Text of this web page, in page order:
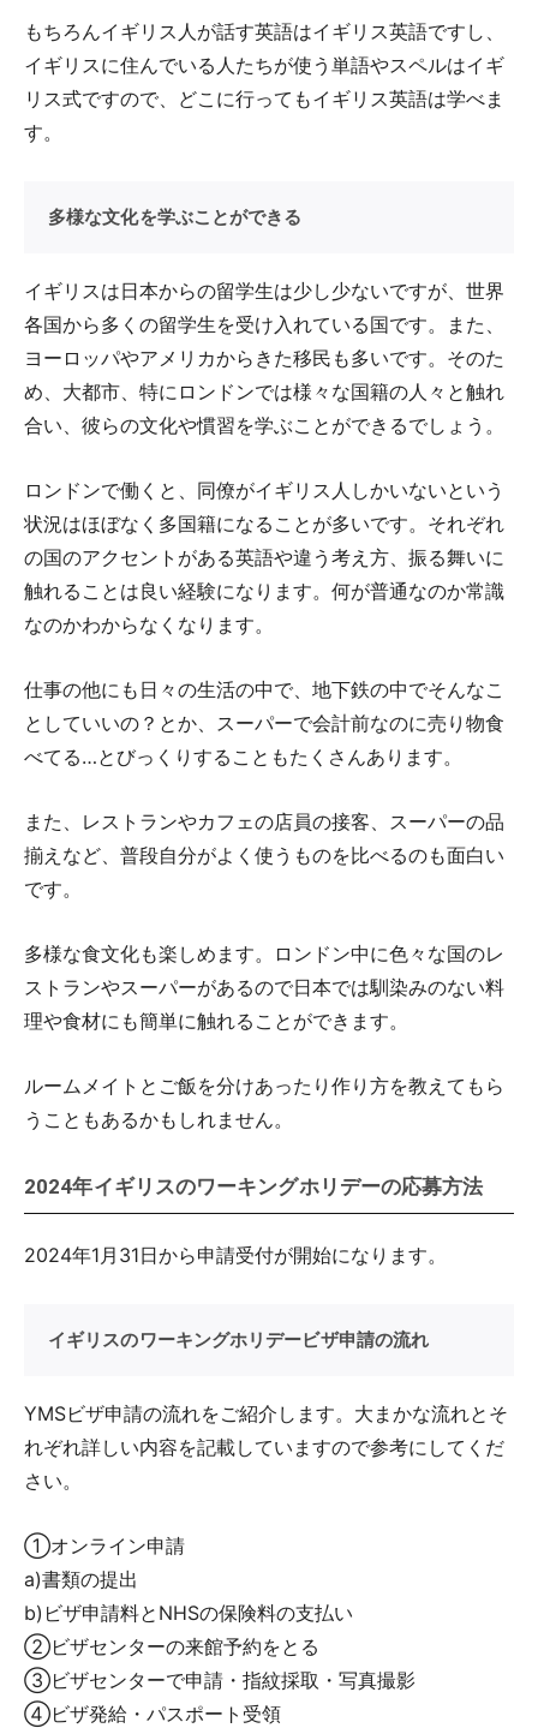
もちろんイギリス人が話す英語はイギリス英語ですし、
イギリスに住んでいる人たちが使う単語やスペルはイギ
リス式ですので、どこに行ってもイギリス英語は学べま
す。
多様な文化を学ぶことができる
イギリスは日本からの留学生は少し少ないですが、世界
各国から多くの留学生を受け入れている国です。また、
ヨーロッパやアメリカからきた移民も多いです。そのた
め、大都市、特にロンドンでは様々な国籍の人々と触れ
合い、彼らの文化や慣習を学ぶことができるでしょう。
ロンドンで働くと、同僚がイギリス人しかいないという
状況はほぼなく多国籍になることが多いです。それぞれ
の国のアクセントがある英語や違う考え方、振る舞いに
触れることは良い経験になります。何が普通なのか常識
なのかわからなくなります。
仕事の他にも日々の生活の中で、地下鉄の中でそんなこ
としていいの？とか、スーパーで会計前なのに売り物食
べてる…とびっくりすることもたくさんあります。
また、レストランやカフェの店員の接客、スーパーの品
揃えなど、普段自分がよく使うものを比べるのも面白い
です。
多様な食文化も楽しめます。ロンドン中に色々な国のレ
ストランやスーパーがあるので日本では馴染みのない料
理や食材にも簡単に触れることができます。
ルームメイトとご飯を分けあったり作り方を教えてもら
うこともあるかもしれません。
2024年イギリスのワーキングホリデーの応募方法
2024年1月31日から申請受付が開始になります。
イギリスのワーキングホリデービザ申請の流れ
YMSビザ申請の流れをご紹介します。大まかな流れとそ
れぞれ詳しい内容を記載していますので参考にしてくだ
さい。
①オンライン申請
a)書類の提出
b)ビザ申請料とNHSの保険料の支払い
②ビザセンターの来館予約をとる
③ビザセンターで申請・指紋採取・写真撮影
④ビザ発給・パスポート受領